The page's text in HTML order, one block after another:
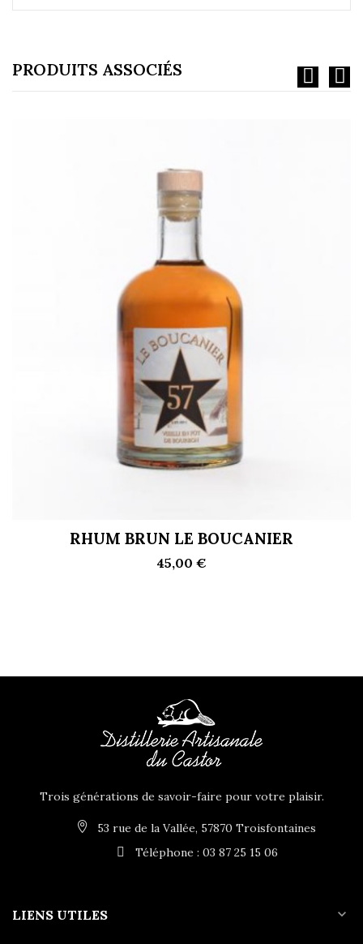
PRODUITS ASSOCIÉS
RHUM BRUN LE BOUCANIER
45,00 €
Trois générations de savoir-faire pour votre plaisir.
53 rue de la Vallée, 57870 Troisfontaines
Téléphone : 03 87 25 15 06
LIENS UTILES expand_more